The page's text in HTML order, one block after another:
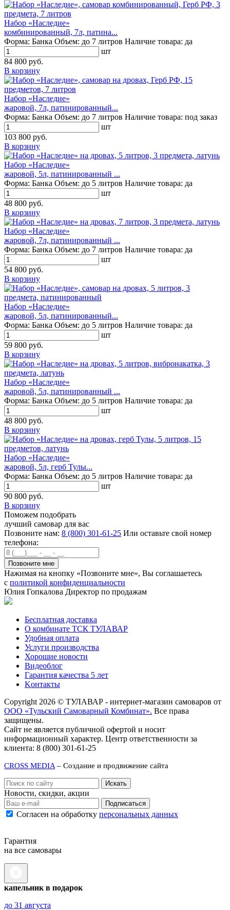
Набор «Наследие»
комбинированный, 7л, патина...
Форма: Банка Объем: до 7 литров Наличие товара: да
шт
84 800 руб.
В корзину
Набор «Наследие»
жаровой, 7л, патинированный...
Форма: Банка Объем: до 7 литров Наличие товара: под заказ
шт
103 800 руб.
В корзину
Набор «Наследие»
жаровой, 5л, патинированный ...
Форма: Банка Объем: до 5 литров Наличие товара: да
шт
48 800 руб.
В корзину
Набор «Наследие»
жаровой, 7л, патинированный ...
Форма: Банка Объем: до 7 литров Наличие товара: да
шт
54 800 руб.
В корзину
Набор «Наследие»
жаровой, 5л, патинированный...
Форма: Банка Объем: до 5 литров Наличие товара: да
шт
59 800 руб.
В корзину
Набор «Наследие»
жаровой, 5л, патинированный ...
Форма: Банка Объем: до 5 литров Наличие товара: да
шт
48 800 руб.
В корзину
Набор «Наследие»
жаровой, 5л, герб Тулы...
Форма: Банка Объем: до 5 литров Наличие товара: да
шт
90 800 руб.
В корзину
Поможем подобрать
лучший самовар для вас
Позвоните нам: 8 (800) 301-61-25 Или оставьте свой номер
телефона:
Нажимая на кнопку «Позвоните мне», Вы соглашаетесь
с политикой конфиденциальности
Юлия Гопкалова Директор по продажам
Бесплатная доставка
О комбинате ТСК ТУЛАВАР
Удобная оплата
Услуги производства
Хорошие новости
Видеоблог
Гарантия качества 5 лет
Kонтакты
Copyright 2026 © ТУЛАВАР - интернет-магазин самоваров от
ООО «Тульский Самоварный Комбинат». Все права
защищены.
Сайт не является публичной офертой и носит
информационный характер. Центр ответственности за
клиента: 8 (800) 301-61-25
CROSS MEDIA – Создание и продвижение сайта
Новости, скидки, акции
Подписаться
Согласен на обработку персональных данных
Гарантия
на все самовары
капельник в подарок
до 31 августа